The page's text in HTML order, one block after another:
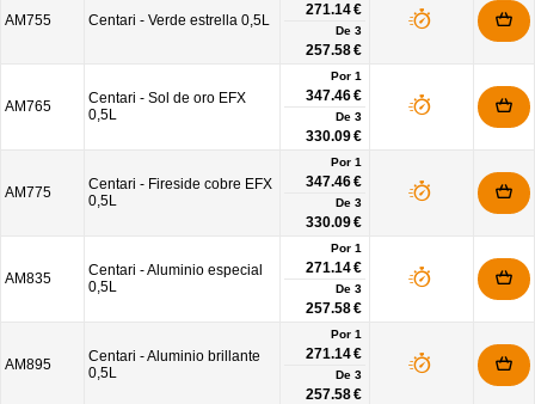
AM755 Centari - Verde estrella 0,5L
271.14 €
De 3
257.58 €
AM765
Centari - Sol de oro EFX
0,5L
Por 1
347.46 €
De 3
330.09 €
AM775
Centari - Fireside cobre EFX
0,5L
Por 1
347.46 €
De 3
330.09 €
AM835
Centari - Aluminio especial
0,5L
Por 1
271.14 €
De 3
257.58 €
AM895
Centari - Aluminio brillante
0,5L
Por 1
271.14 €
De 3
257.58 €